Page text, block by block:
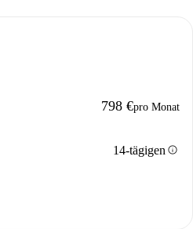
798 €pro Monat
14-tägigeninfo